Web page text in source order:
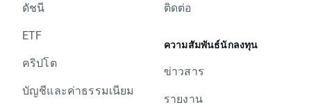
ดัชนี
ETF
คริปโต
บัญชีและค่าธรรมเนียม
ติดต่อ
ความสัมพันธ์นักลงทุน
ข่าวสาร
รายงาน